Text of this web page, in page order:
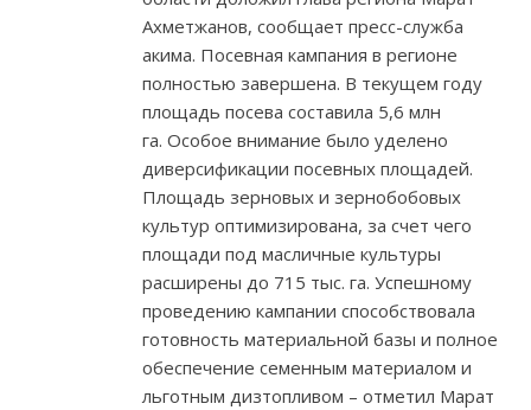
Ахметжанов, сообщает пресс-служба
акима. Посевная кампания в регионе
полностью завершена. В текущем году
площадь посева составила 5,6 млн
га. Особое внимание было уделено
диверсификации посевных площадей.
Площадь зерновых и зернобобовых
культур оптимизирована, за счет чего
площади под масличные культуры
расширены до 715 тыс. га. Успешному
проведению кампании способствовала
готовность материальной базы и полное
обеспечение семенным материалом и
льготным дизтопливом – отметил Марат